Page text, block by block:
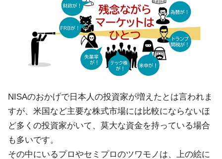
NISAのおかげで日本人の投資家が増えたとは言われま
すが、米国など主要な株式市場には比較にならないほ
ど多くの投資家がいて、莫大な資金を持っている場合
も多いです。
その中にいるプロやセミプロのツワモノは、上の絵に